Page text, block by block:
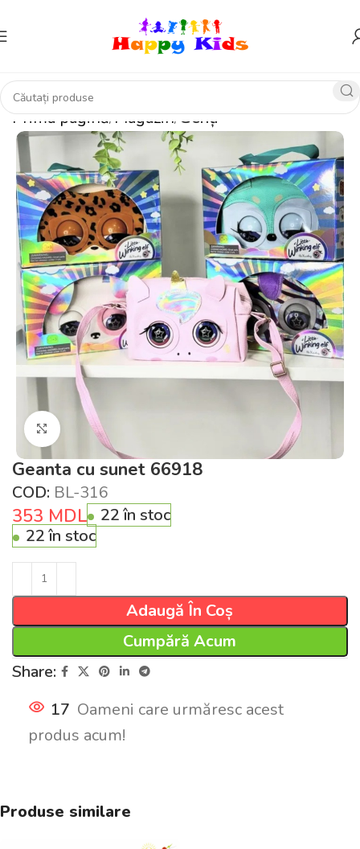
Prima pagină Magazin Genți
Click pentru a mări
Geanta cu sunet 66918
COD: BL-316
353 MDL
22 în stoc
22 în stoc
Adaugă În Coș
Cumpără Acum
Share:
17 Oameni care urmăresc acest
produs acum!
Produse similare